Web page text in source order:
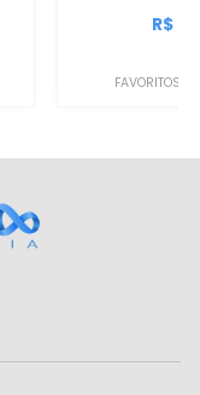
R$
FAVORITOS